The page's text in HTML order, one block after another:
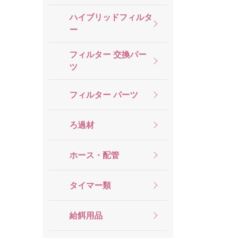
ハイブリッドフィルタ
ー
フィルター 交換パー
ツ
フィルター パーツ
ろ過材
ホース・配管
タイマー類
給餌用品